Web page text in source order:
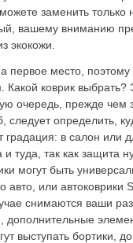
заменить
вашему вниманию
экокожи.
первое место,
Какой коврик
очередь, прежде чем
следует определить,
в салон или
туда, так как защита
могут быть
или автоковрики
снимаются ваши
выступать бортики,